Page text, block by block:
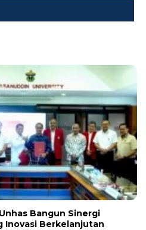
Bangun Sinergi
Inovasi Berkelanjutan